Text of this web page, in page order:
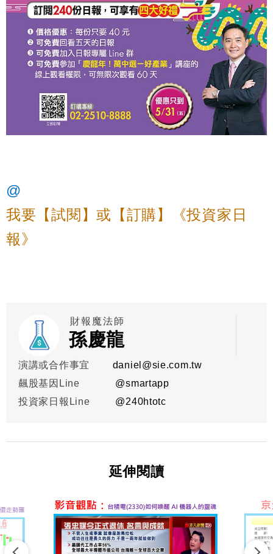
@
我要【試閱】或【訂購】《投資家日
報》
財報魔法師
孫慶龍
演講或合作事宜
daniel@sie.com.tw
飆股基因Line
@smartapp
投資家日報Line
@240htotc
延伸閱讀